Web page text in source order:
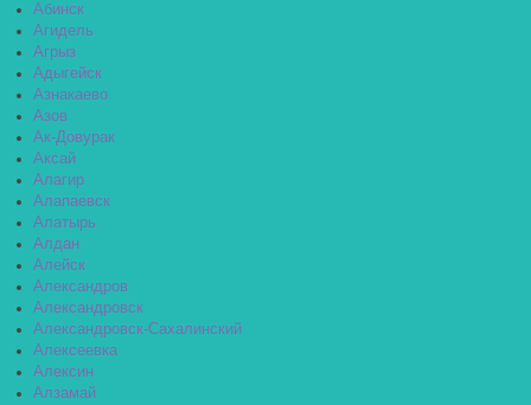
Абинск
Агидель
Агрыз
Адыгейск
Азнакаево
Азов
Ак-Довурак
Аксай
Алагир
Алапаевск
Алатырь
Алдан
Алейск
Александров
Александровск
Александровск-Сахалинский
Алексеевка
Алексин
Алзамай